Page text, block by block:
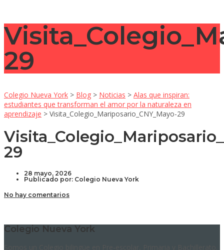
29
Colegio Nueva York > Blog > Noticias > Alas que inspiran:
estudiantes que transforman el amor por la naturaleza en
aprendizaje > Visita_Colegio_Mariposario_CNY_Mayo-29
29
28 mayo, 2026
Publicado por: Colegio Nueva York
No hay comentarios
Colegio Nueva York